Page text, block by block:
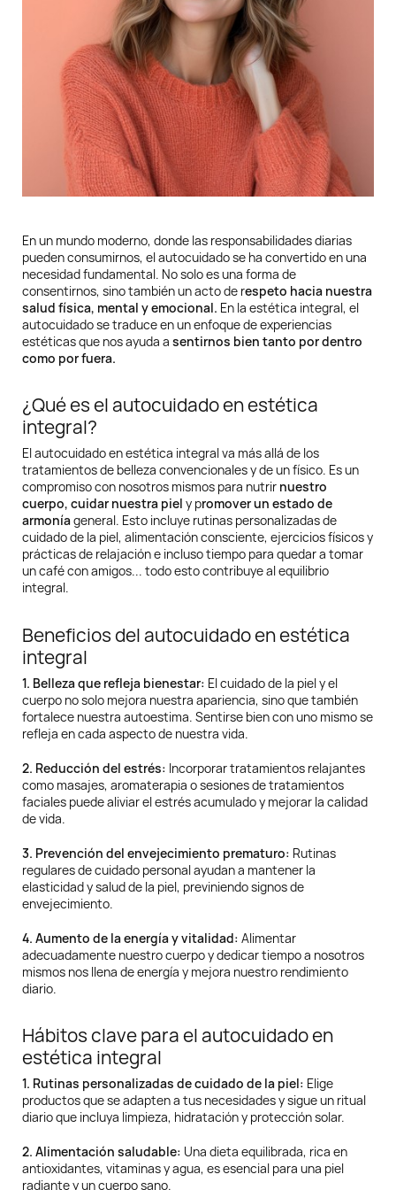
En un mundo moderno, donde las responsabilidades diarias
pueden consumirnos, el autocuidado se ha convertido en una
necesidad fundamental. No solo es una forma de
consentirnos, sino también un acto de respeto hacia nuestra
salud física, mental y emocional. En la estética integral, el
autocuidado se traduce en un enfoque de experiencias
estéticas que nos ayuda a sentirnos bien tanto por dentro
como por fuera.
¿Qué es el autocuidado en estética
integral?
El autocuidado en estética integral va más allá de los
tratamientos de belleza convencionales y de un físico. Es un
compromiso con nosotros mismos para nutrir nuestro
cuerpo, cuidar nuestra piel y promover un estado de
armoníageneral. Esto incluye rutinas personalizadas de
cuidado de la piel, alimentación consciente, ejercicios físicos y
prácticas de relajación e incluso tiempo para quedar a tomar
un café con amigos... todo esto contribuye al equilibrio
integral.
Beneficios del autocuidado en estética
integral
1. Belleza que refleja bienestar: El cuidado de la piel y el
cuerpo no solo mejora nuestra apariencia, sino que también
fortalece nuestra autoestima. Sentirse bien con uno mismo se
refleja en cada aspecto de nuestra vida.
2. Reducción del estrés: Incorporar tratamientos relajantes
como masajes, aromaterapia o sesiones de tratamientos
faciales puede aliviar el estrés acumulado y mejorar la calidad
de vida.
3. Prevención del envejecimiento prematuro: Rutinas
regulares de cuidado personal ayudan a mantener la
elasticidad y salud de la piel, previniendo signos de
envejecimiento.
4. Aumento de la energía y vitalidad: Alimentar
adecuadamente nuestro cuerpo y dedicar tiempo a nosotros
mismos nos llena de energía y mejora nuestro rendimiento
diario.
Hábitos clave para el autocuidado en
estética integral
1. Rutinas personalizadas de cuidado de la piel: Elige
productos que se adapten a tus necesidades y sigue un ritual
diario que incluya limpieza, hidratación y protección solar.
2. Alimentación saludable: Una dieta equilibrada, rica en
antioxidantes, vitaminas y agua, es esencial para una piel
radiante y un cuerpo sano.